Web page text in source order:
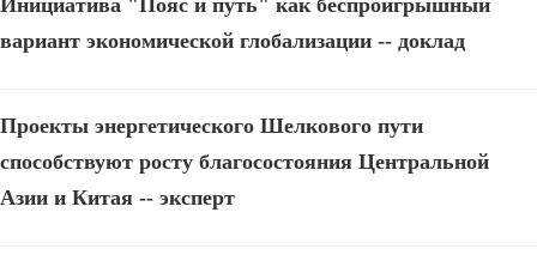
Инициатива "Пояс и путь" как беспроигрышный
вариант экономической глобализации -- доклад
Проекты энергетического Шелкового пути
способствуют росту благосостояния Центральной
Азии и Китая -- эксперт